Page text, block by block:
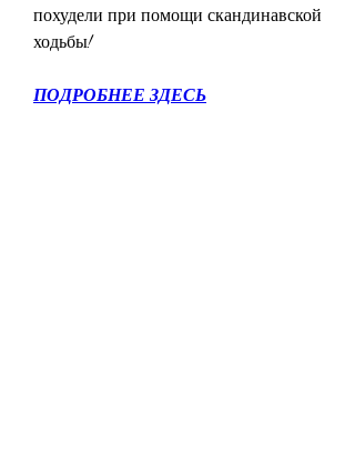
похудели при помощи скандинавской
ходьбы!
ПОДРОБНЕЕ ЗДЕСЬ